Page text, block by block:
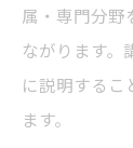
属・専門分野
ながります。
に説明するこ
ます。